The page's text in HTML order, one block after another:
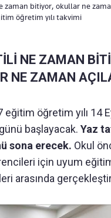
zaman bitiyor, okullar ne
öğretim yılı takvimi
NE ZAMAN
NE ZAMAN
eğitim öğretim yılı 14
başlayacak. Yaz
sona erecek. Okul
için uyum
arasında